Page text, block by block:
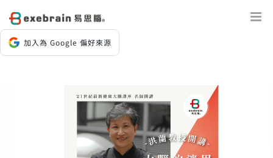
content加入為 Google 偏好來源